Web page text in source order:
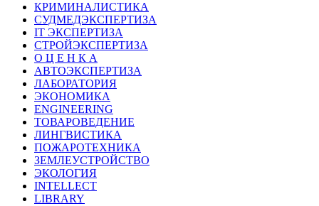
КРИМИНАЛИСТИКА
СУДМЕДЭКСПЕРТИЗА
IT ЭКСПЕРТИЗА
СТРОЙЭКСПЕРТИЗА
О Ц Е Н К А
АВТОЭКСПЕРТИЗА
ЛАБОРАТОРИЯ
ЭКОНОМИКА
ENGINEERING
ТОВАРОВЕДЕНИЕ
ЛИНГВИСТИКА
ПОЖАРОТЕХНИКА
ЗЕМЛЕУСТРОЙСТВО
ЭКОЛОГИЯ
INTELLECT
LIBRARY